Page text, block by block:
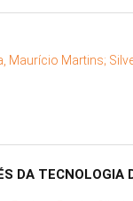
Maurício Martins;
DA TECNOLOGIA